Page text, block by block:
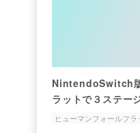
NintendoSwitch
ラットで３ステー
ヒューマンフォールフラ